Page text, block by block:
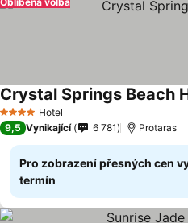
4 Počet hvězdiček
Hotel
Crystal Springs Beach
9,5 Vynikající 6 781 Protaras
Pro zobrazení přesných cen
termín